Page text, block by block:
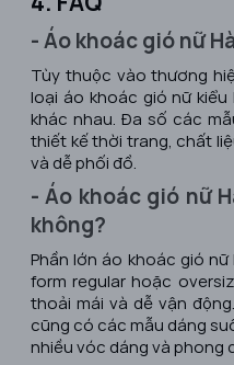
- Áo khoác gió nữ
Tùy thuộc vào thương
loại áo khoác gió nữ
khác nhau. Đa số các
thiết kế thời trang, chất
và dễ phối đồ.
- Áo khoác gió nữ
không?
Phần lớn áo khoác gió
form regular hoặc
thoải mái và dễ vận
cũng có các mẫu dáng
nhiều vóc dáng và phong